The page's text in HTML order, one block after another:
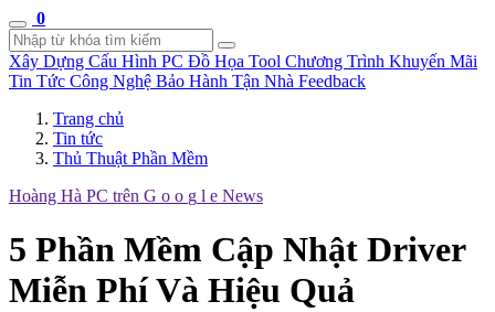
0
Xây Dựng Cấu Hình PC Đồ Họa Tool Chương Trình Khuyến Mãi
Tin Tức Công Nghệ Bảo Hành Tận Nhà Feedback
Trang chủ
Tin tức
Thủ Thuật Phần Mềm
Hoàng Hà PC trên G o o g l e News
5 Phần Mềm Cập Nhật Driver
Miễn Phí Và Hiệu Quả